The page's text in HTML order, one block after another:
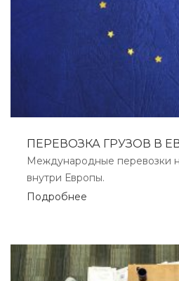
ПЕРЕВОЗКА ГРУЗОВ В
Международные перевозки
внутри Европы.
Подробнее